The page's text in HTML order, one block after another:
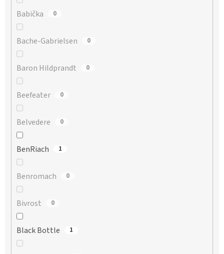
Babička 0
Bache-Gabrielsen 0
Baron Hildprandt 0
Beefeater 0
Belvedere 0
BenRiach 1
Benromach 0
Bivrost 0
Black Bottle 1